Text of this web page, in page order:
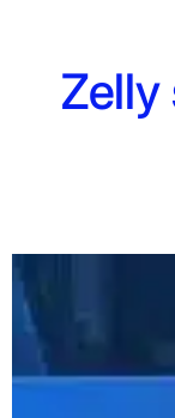
Zelly